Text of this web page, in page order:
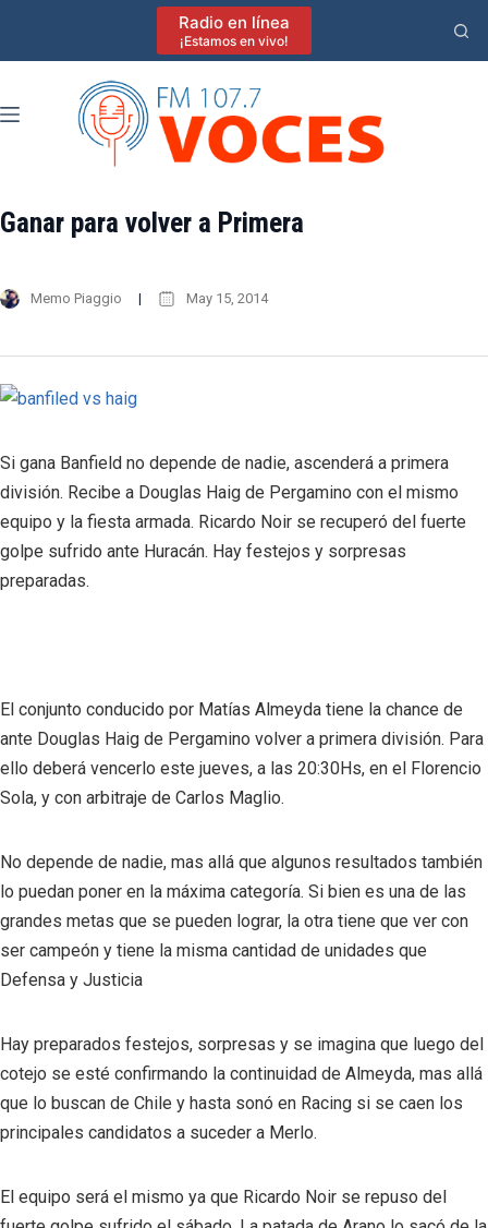
Radio en línea
¡Estamos en vivo!
Ganar para volver a Primera
Memo Piaggio May 15, 2014
Si gana Banfield no depende de nadie, ascenderá a primera
división. Recibe a Douglas Haig de Pergamino con el mismo
equipo y la fiesta armada. Ricardo Noir se recuperó del fuerte
golpe sufrido ante Huracán. Hay festejos y sorpresas
preparadas.
El conjunto conducido por Matías Almeyda tiene la chance de
ante Douglas Haig de Pergamino volver a primera división. Para
ello deberá vencerlo este jueves, a las 20:30Hs, en el Florencio
Sola, y con arbitraje de Carlos Maglio.
No depende de nadie, mas allá que algunos resultados también
lo puedan poner en la máxima categoría. Si bien es una de las
grandes metas que se pueden lograr, la otra tiene que ver con
ser campeón y tiene la misma cantidad de unidades que
Defensa y Justicia
Hay preparados festejos, sorpresas y se imagina que luego del
cotejo se esté confirmando la continuidad de Almeyda, mas allá
que lo buscan de Chile y hasta sonó en Racing si se caen los
principales candidatos a suceder a Merlo.
El equipo será el mismo ya que Ricardo Noir se repuso del